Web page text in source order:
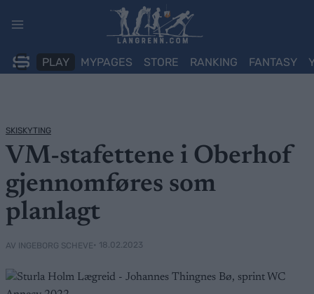
PLAY MYPAGES STORE RANKING FANTASY
SKISKYTING
VM-stafettene i Oberhof
gjennomføres som
planlagt
AV INGEBORG SCHEVE• 18.02.2023